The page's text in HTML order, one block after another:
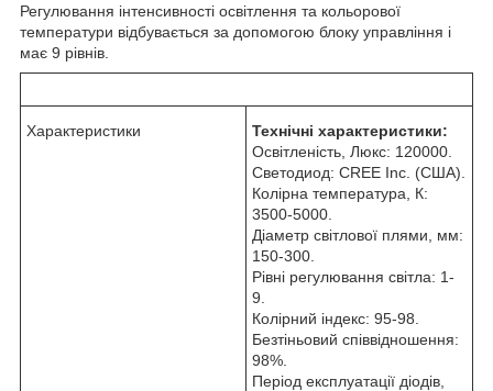
Регулювання інтенсивності освітлення та кольорової
температури відбувається за допомогою блоку управління і
має 9 рівнів.
Характеристики
Технічні характеристики:
Освітленість, Люкс: 120000.
Светодиод: CREE Inc. (США).
Колірна температура, К:
3500-5000.
Діаметр світлової плями, мм:
150-300.
Рівні регулювання світла: 1-
9.
Колірний індекс: 95-98.
Безтіньовий співвідношення:
98%.
Період експлуатації діодів,